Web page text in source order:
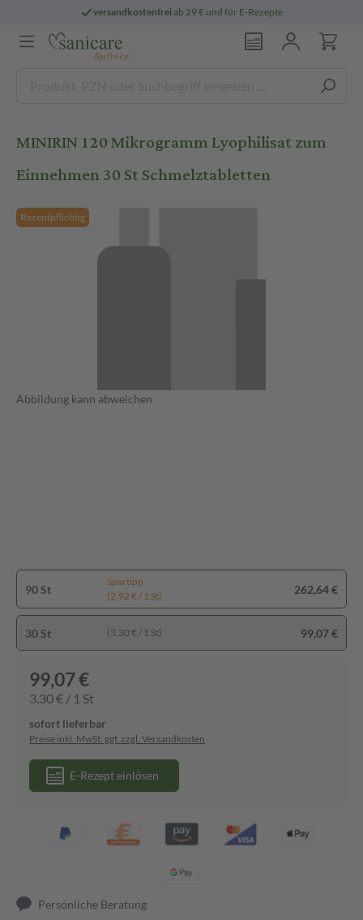
versandkostenfreiab 29 € und für E-Rezepte
MINIRIN 120 Mikrogramm Lyophilisat zum
Einnehmen 30 St Schmelztabletten
Rezeptpflichtig
Abbildung kann abweichen
90 St
Spartipp
(2,92 € / 1 St)
262,64 €
30 St (3,30 € / 1 St) 99,07 €
99,07 €
3,30 € / 1 St
sofort lieferbar
Preise inkl. MwSt. ggf. zzgl. Versandkosten
E-Rezept einlösen
Persönliche Beratung